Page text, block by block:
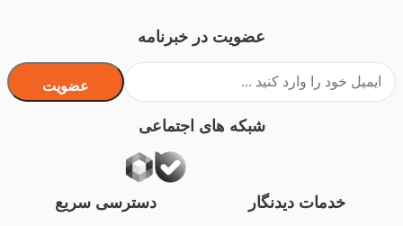
خدمات دیدنگار دسترسی سریع
عضویت در خبرنامه
عضویت
شبکه های اجتماعی